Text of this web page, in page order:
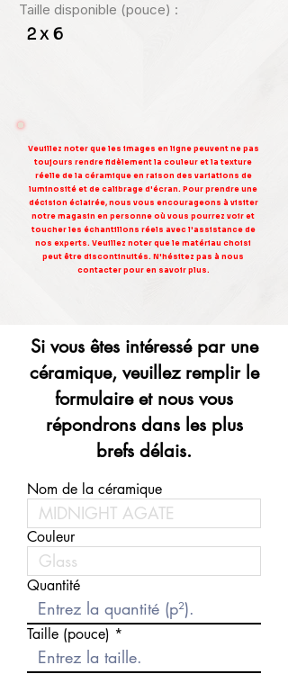
Taille disponible (pouce) :
2 x 6
Veuillez noter que les images en ligne peuvent ne pas
toujours rendre fidèlement la couleur et la texture
réelle de la céramique en raison des variations de
luminosité et de calibrage d'écran. Pour prendre une
décision éclairée, nous vous encourageons à visiter
notre magasin en personne où vous pourrez voir et
toucher les échantillons réels avec l'assistance de
nos experts. Veuillez noter que le matériau choisi
peut être discontinuités. N'hésitez pas à nous
contacter pour en savoir plus.
Si vous êtes intéressé par une
céramique, veuillez remplir le
formulaire et nous vous
répondrons dans les plus
brefs délais.
Nom de la céramique
Couleur
Quantité
Taille (pouce)